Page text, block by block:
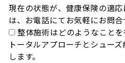
現在の状態が、健康保険の適
は、お電話にてお気軽にお問合
整体施術はどのようなこと
トータルアプローチとシュー
します。